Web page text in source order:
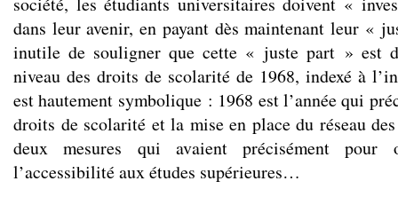
dans leur avenir, en payant dès maintenant leur «
inutile de souligner que cette « juste part » est
niveau des droits de scolarité de 1968, indexé à
est hautement symbolique : 1968 est l’année qui
droits de scolarité et la mise en place du réseau
deux mesures qui avaient précisément pour
l’accessibilité aux études supérieures…